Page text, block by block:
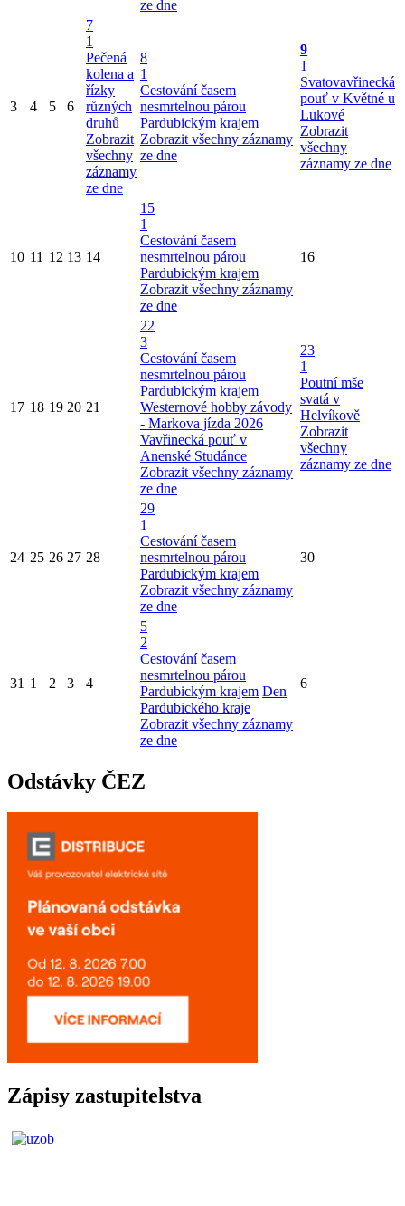
ze dne
3 4 5 6
7
1
Pečená
kolena a
řízky
různých
druhů
Zobrazit
všechny
záznamy
ze dne
8
1
Cestování časem
nesmrtelnou párou
Pardubickým krajem
Zobrazit všechny záznamy
ze dne
9
1
Svatovavřinecká
pouť v Květné u
Lukové
Zobrazit
všechny
záznamy ze dne
10 11 12 13 14
15
1
Cestování časem
nesmrtelnou párou
Pardubickým krajem
Zobrazit všechny záznamy
ze dne
16
17 18 19 20 21
22
3
Cestování časem
nesmrtelnou párou
Pardubickým krajem
Westernové hobby závody
- Markova jízda 2026
Vavřinecká pouť v
Anenské Studánce
Zobrazit všechny záznamy
ze dne
23
1
Poutní mše
svatá v
Helvíkově
Zobrazit
všechny
záznamy ze dne
24 25 26 27 28
29
1
Cestování časem
nesmrtelnou párou
Pardubickým krajem
Zobrazit všechny záznamy
ze dne
30
31 1 2 3 4
5
2
Cestování časem
nesmrtelnou párou
Pardubickým krajem Den
Pardubického kraje
Zobrazit všechny záznamy
ze dne
6
Odstávky ČEZ
Zápisy zastupitelstva